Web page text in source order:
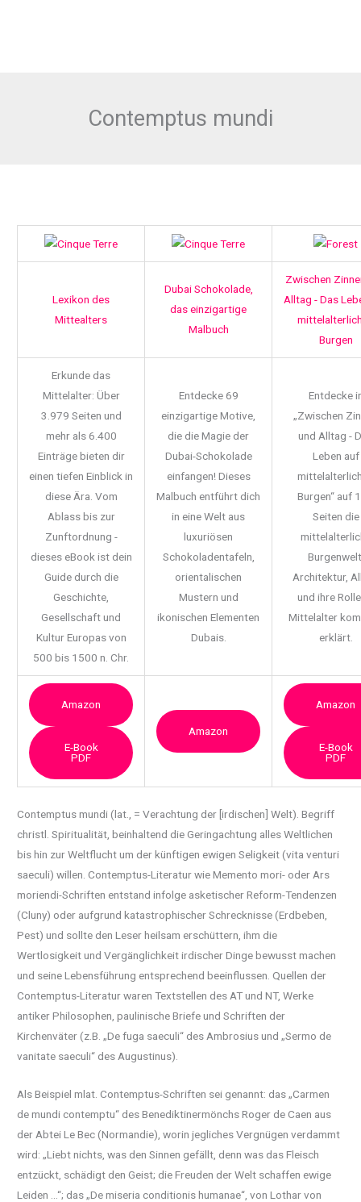
Contemptus mundi
Lexikon des
Mittealters
Dubai Schokolade,
das einzigartige
Malbuch
Zwischen
Alltag - Das
Burgen
Erkunde das
Mittelalter: Über
3.979 Seiten und
mehr als 6.400
Einträge bieten dir
einen tiefen Einblick in
diese Ära. Vom
Ablass bis zur
Zunftordnung -
dieses eBook ist dein
Guide durch die
Geschichte,
Gesellschaft und
Kultur Europas von
500 bis 1500 n. Chr.
Entdecke 69
einzigartige Motive,
die die Magie der
Dubai-Schokolade
einfangen! Dieses
Malbuch entführt dich
in eine Welt aus
luxuriösen
Schokoladentafeln,
orientalischen
Mustern und
ikonischen Elementen
Dubais.
Entdecke
„Zwischen
und Alltag -
Leben auf
Burgen“ auf
Seiten die
Architektur,
und ihre
Mittelalter
erklärt.
Amazon
E-Book
PDF
Amazon
Amazon
E-Book
PDF
Contemptus mundi (lat., = Verachtung der [irdischen] Welt). Begriff
christl. Spiritualität,beinhaltend die Geringachtung alles Weltlichen
bis hin zur Weltflucht um der künftigen ewigen Seligkeit (vita venturi
saeculi) willen. Contemptus-Literatur wie Memento mori- oder Ars
moriendi-Schriften entstand infolge asketischer Reform-Tendenzen
(Cluny) oder aufgrund katastrophischer Schrecknisse (Erdbeben,
Pest) und sollte den Leser heilsam erschüttern, ihm die
Wertlosigkeit und Vergänglichkeit irdischer Dinge bewusst machen
und seine Lebensführung entsprechend beeinflussen. Quellen der
Contemptus-Literatur waren Textstellen des AT und NT, Werke
antiker Philosophen, paulinische Briefe und Schriften der
Kirchenväter (z.B. „De fuga saeculi“ des Ambrosius und „Sermo de
vanitate saeculi“ des Augustinus).
Als Beispiel mlat. Contemptus-Schriften sei genannt: das „Carmen
de mundi contemptu“ des Benediktinermönchs Roger de Caen aus
der Abtei Le Bec (Normandie), worin jegliches Vergnügen verdammt
wird: „Liebt nichts, was den Sinnen gefällt, denn was das Fleisch
entzückt, schädigt den Geist; die Freuden der Welt schaffen ewige
Leiden …“; das „De miseria conditionis humanae“, von Lothar von